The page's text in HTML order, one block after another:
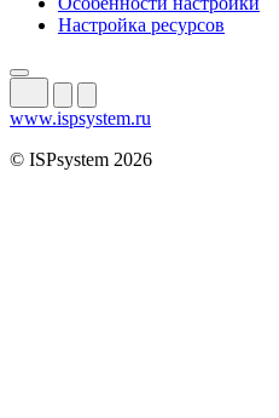
Настройка ресурсов
www.ispsystem.ru
© ISPsystem 2026